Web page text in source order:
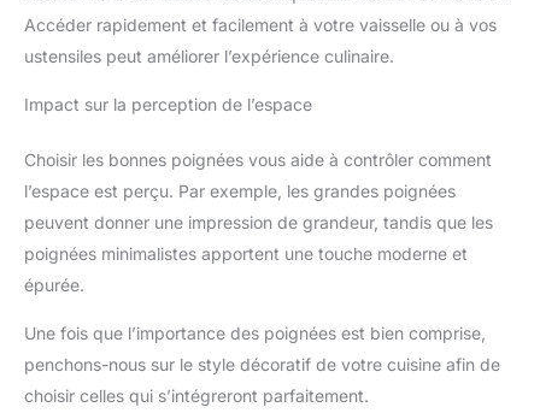
Accéder rapidement et facilement à votre vaisselle ou à vos
ustensiles peut améliorer l’expérience culinaire.
Impact sur la perception de l’espace
Choisir les bonnes poignées vous aide à contrôler comment
l’espace est perçu. Par exemple, les grandes poignées
peuvent donner une impression de grandeur, tandis que les
poignées minimalistes apportent une touche moderne et
épurée.
Une fois que l’importance des poignées est bien comprise,
penchons-nous sur le style décoratif de votre cuisine afin de
choisir celles qui s’intégreront parfaitement.